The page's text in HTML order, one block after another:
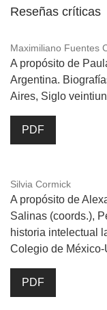
Reseñas críticas
Maximiliano Fuentes
A propósito de
Argentina.
Aires, Siglo
PDF
Silvia Cormick
A propósito de
Salinas (coords.),
historia intelectual
Colegio de
PDF